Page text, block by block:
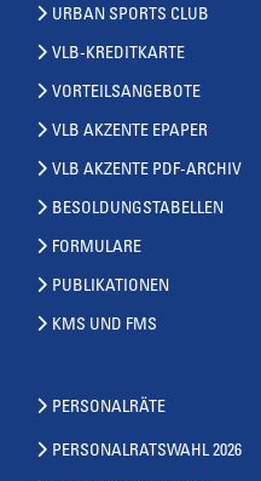
URBAN SPORTS CLUB
VLB-KREDITKARTE
VORTEILSANGEBOTE
VLB AKZENTE EPAPER
VLB AKZENTE PDF-ARCHIV
BESOLDUNGSTABELLEN
FORMULARE
PUBLIKATIONEN
KMS UND FMS
PERSONALRÄTE
PERSONALRATSWAHL 2026